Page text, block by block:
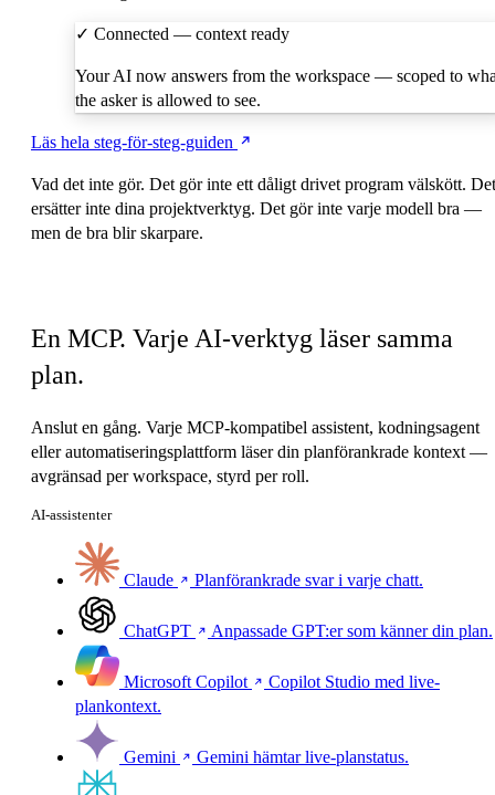
✓ Connected — context ready
Your AI now answers from the workspace — scoped to
the asker is allowed to see.
Läs hela steg-för-steg-guiden
Vad det inte gör. Det gör inte ett dåligt drivet program välskött. Det
ersätter inte dina projektverktyg. Det gör inte varje modell bra —
men de bra blir skarpare.
En MCP. Varje AI-verktyg läser samma
plan.
Anslut en gång. Varje MCP-kompatibel assistent, kodningsagent
eller automatiseringsplattform läser din planförankrade kontext —
avgränsad per workspace, styrd per roll.
AI-assistenter
Claude Planförankrade svar i varje chatt.
ChatGPT Anpassade GPT:er som känner din plan.
Microsoft Copilot
Copilot Studio med live-
plankontext.
Gemini Gemini hämtar live-planstatus.